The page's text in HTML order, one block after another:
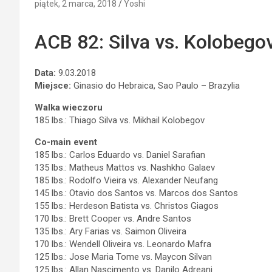
piątek, 2 marca, 2018 Yoshi
ACB 82: Silva vs.
Data: 9.03.2018
Miejsce: Ginasio do Hebraica, Sao Paulo – Brazylia
Walka wieczoru
185 lbs.: Thiago Silva vs. Mikhail Kolobegov
Co-main event
185 lbs.: Carlos Eduardo vs. Daniel Sarafian
135 lbs.: Matheus Mattos vs. Nashkho Galaev
185 lbs.: Rodolfo Vieira vs. Alexander Neufang
145 lbs.: Otavio dos Santos vs. Marcos dos Santos
155 lbs.: Herdeson Batista vs. Christos Giagos
170 lbs.: Brett Cooper vs. Andre Santos
135 lbs.: Ary Farias vs. Saimon Oliveira
170 lbs.: Wendell Oliveira vs. Leonardo Mafra
125 lbs.: Jose Maria Tome vs. Maycon Silvan
125 lbs.: Allan Nascimento vs. Danilo Adreani